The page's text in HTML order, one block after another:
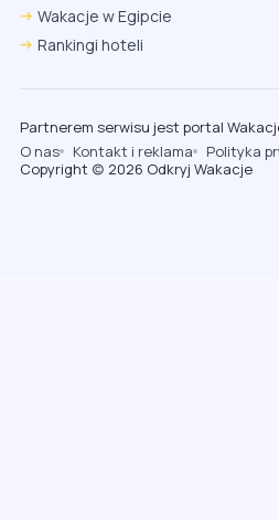
Wakacje w Egipcie
Rankingi hoteli
Partnerem serwisu jest portal
O nas
Kontakt i reklama
Polityka
Copyright (c) 2026 Odkryj Wakacje